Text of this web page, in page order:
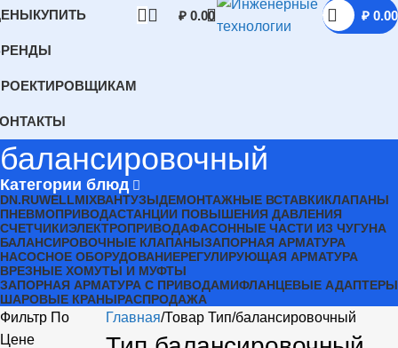
КУПИТЬ ₽ 0.00 ₽ 0.00
балансировочный
Категории блюд
DN.RUWELLMIXВАНТУЗЫДЕМОНТАЖНЫЕ ВСТАВКИКЛАПАНЫ
ПНЕВМОПРИВОДАСТАНЦИИ ПОВЫШЕНИЯ ДАВЛЕНИЯ
СЧЕТЧИКИЭЛЕКТРОПРИВОДАФАСОННЫЕ ЧАСТИ ИЗ ЧУГУНА
БАЛАНСИРОВОЧНЫЕ КЛАПАНЫЗАПОРНАЯ АРМАТУРА
НАСОСНОЕ ОБОРУДОВАНИЕРЕГУЛИРУЮЩАЯ АРМАТУРА
ВРЕЗНЫЕ ХОМУТЫ И МУФТЫ
ЗАПОРНАЯ АРМАТУРА С ПРИВОДАМИФЛАНЦЕВЫЕ АДАПТЕРЫ
ШАРОВЫЕ КРАНЫРАСПРОДАЖА
Фильтр По
Цене
Главная Товар Тип балансировочный